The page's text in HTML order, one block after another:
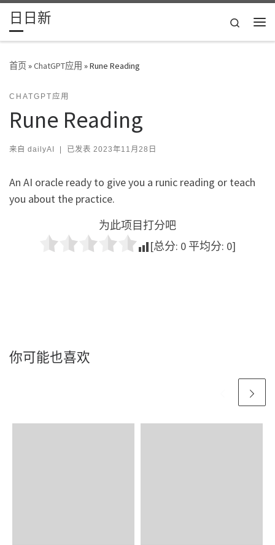
Skip to content
日日新
Search
首页»ChatGPT应用 »Rune Reading
CHATGPT应用
Rune Reading
来自 dailyAI | 已发表 2023年11月28日
An AI oracle ready to give you a runic reading or teach
you about the practice.
为此项目打分吧
[总分: 0 平均分: 0]
你可能也喜欢